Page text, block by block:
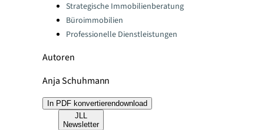
Strategische Immobilienberatung
Büroimmobilien
Professionelle Dienstleistungen
Autoren
Anja Schuhmann
In PDF konvertierendownload
JLL
Newsletter